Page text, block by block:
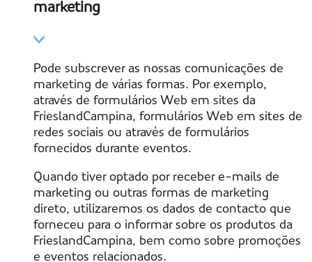
marketing
Pode subscrever as nossas comunicações de
marketing de várias formas. Por exemplo,
através de formulários Web em sites da
FrieslandCampina, formulários Web em sites de
redes sociais ou através de formulários
fornecidos durante eventos.
Quando tiver optado por receber e-mails de
marketing ou outras formas de marketing
direto, utilizaremos os dados de contacto que
forneceu para o informar sobre os produtos da
FrieslandCampina, bem como sobre promoções
e eventos relacionados.